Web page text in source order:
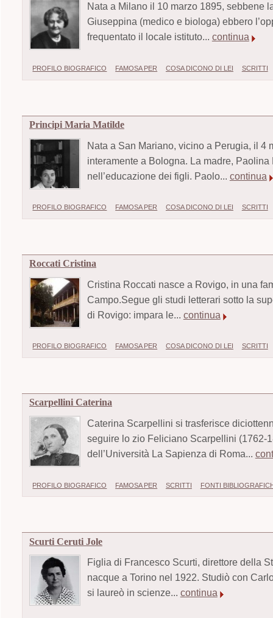
Nata a Milano il 10 marzo 1895, sebbene
Giuseppina (medico e biologa) ebbero
frequentato il locale istituto... continua
PROFILO BIOGRAFICO FAMOSA PER COSA DICONO DI LEI SCRITTI
Principi Maria Matilde
Nata a San Mariano, vicino a Perugia, il 4
interamente a Bologna. La madre,
nell’educazione dei figli. Paolo... continua
PROFILO BIOGRAFICO FAMOSA PER COSA DICONO DI LEI SCRITTI
Roccati Cristina
Cristina Roccati nasce a Rovigo, in una
Campo.Segue gli studi letterari sotto la
di Rovigo: impara le... continua
PROFILO BIOGRAFICO FAMOSA PER COSA DICONO DI LEI SCRITTI
Scarpellini Caterina
Caterina Scarpellini si trasferisce
seguire lo zio Feliciano Scarpellini (1762-
dell’Università La Sapienza di Roma...
PROFILO BIOGRAFICO FAMOSA PER SCRITTI FONTI
Scurti Ceruti Jole
Figlia di Francesco Scurti, direttore della
nacque a Torino nel 1922. Studiò con
si laureò in scienze... continua